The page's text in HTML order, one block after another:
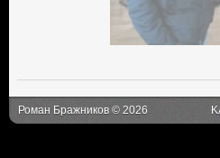
Роман Бражников © 2026